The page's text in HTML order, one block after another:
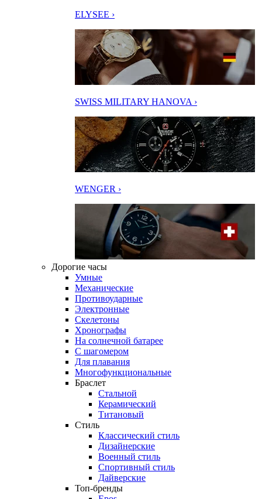
ELYSEE ›
SWISS MILITARY HANOVA ›
WENGER ›
Дорогие часы
Умные
Механические
Противоударные
Электронные
Скелетоны
Хронографы
На солнечной батарее
С шагомером
Для плавания
Многофункциональные
Браслет
Стальной
Керамический
Титановый
Стиль
Классический стиль
Дизайнерские
Военный стиль
Спортивный стиль
Дайверские
Топ-бренды